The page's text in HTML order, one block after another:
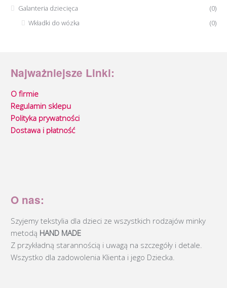
Galanteria dziecięca
(0)
Wkładki do wózka
(0)
Najważniejsze Linki:
O firmie
Regulamin sklepu
Polityka prywatności
Dostawa i płatność
O nas:
Szyjemy tekstylia dla dzieci ze wszystkich rodzajów minky
metodą HAND MADE
Z przykładną starannością i uwagą na szczegóły i detale.
Wszystko dla zadowolenia Klienta i jego Dziecka.